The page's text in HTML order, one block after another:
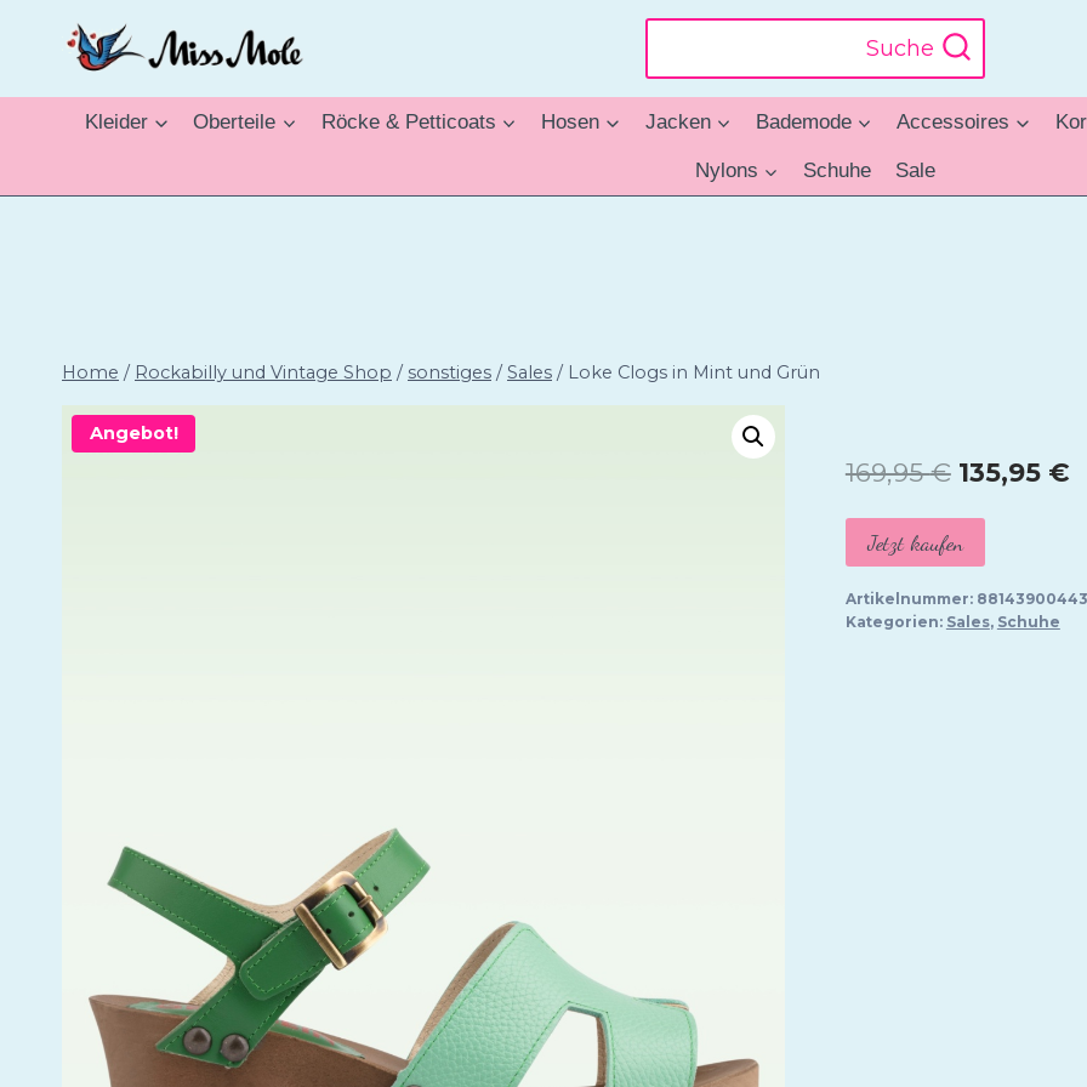
Suche
Kleider Oberteile Röcke & Petticoats Hosen Jacken Bademode Accessoires
Nylons Schuhe Sale
Home / Rockabilly und Vintage Shop / sonstiges / Sales / Loke Clogs in Mint und Grün
Angebot!
169,95€
Preis
war:
169,95 €
135,95 €
Jetzt kaufen
Artikelnummer:
Kategorien: Sales, Schuhe